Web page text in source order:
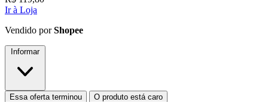
Ir à Loja
Vendido porShopee
Informar
Essa oferta terminou
O produto está caro